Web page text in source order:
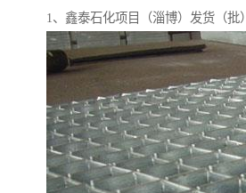
1、鑫泰石化项目（淄博）发货（批）